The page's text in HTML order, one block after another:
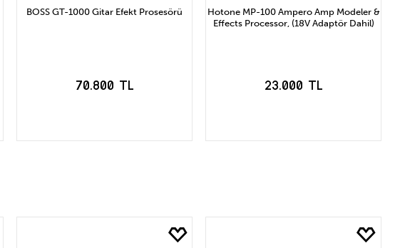
BOSS GT-1000 Gitar Efekt Prosesörü
70.800 TL
Hotone MP-100 Ampero Amp Modeler &
Effects Processor, (18V Adaptör Dahil)
23.000 TL